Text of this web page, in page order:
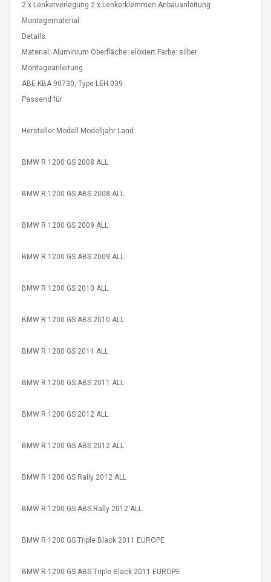
Leather
Boots UK
Size 7 (EU 40 US 9)
Adaptador De Fuente De
Cinta Flexible
2 x Lenkerverlegung 2 x Lenkerklemmen Anbauanleitung
Montagematerial
Details
Material: Aluminium Oberfläche: eloxiert Farbe: silber
Montageanleitung
ABE KBA 90730, Type LEH.039
Passend für
Hersteller Modell Modelljahr Land
BMW R 1200 GS 2008 ALL
BMW R 1200 GS ABS 2008 ALL
BMW R 1200 GS 2009 ALL
BMW R 1200 GS ABS 2009 ALL
BMW R 1200 GS 2010 ALL
BMW R 1200 GS ABS 2010 ALL
BMW R 1200 GS 2011 ALL
BMW R 1200 GS ABS 2011 ALL
BMW R 1200 GS 2012 ALL
BMW R 1200 GS ABS 2012 ALL
BMW R 1200 GS Rally 2012 ALL
BMW R 1200 GS ABS Rally 2012 ALL
BMW R 1200 GS Triple Black 2011 EUROPE
BMW R 1200 GS ABS Triple Black 2011 EUROPE